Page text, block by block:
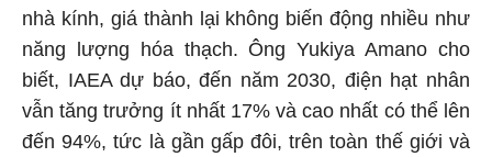
nhà kính, giá thành lại không biến động nhiều như
năng lượng hóa thạch. Ông Yukiya Amano cho
biết, IAEA dự báo, đến năm 2030, điện hạt nhân
vẫn tăng trưởng ít nhất 17% và cao nhất có thể lên
đến 94%, tức là gần gấp đôi, trên toàn thế giới và